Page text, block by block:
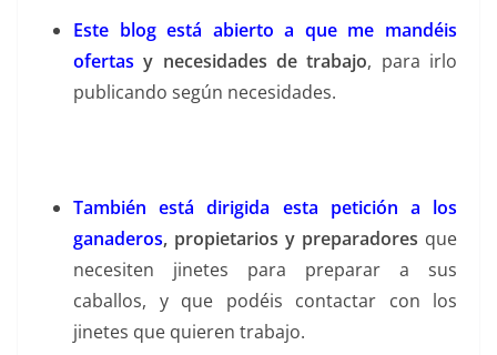
Este blog está abierto a que me mandéis
ofertas y necesidades de trabajo, para irlo
publicando según necesidades.
También está dirigida esta petición a los
ganaderos, propietarios y preparadores que
necesiten jinetes para preparar a sus
caballos, y que podéis contactar con los
jinetes que quieren trabajo.